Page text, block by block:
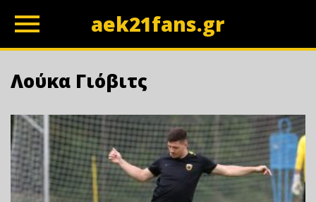
aek21fans.gr
Λούκα Γιόβιτς